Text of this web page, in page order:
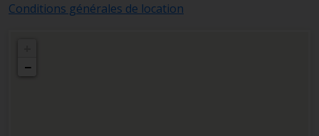
Conditions générales de location
−